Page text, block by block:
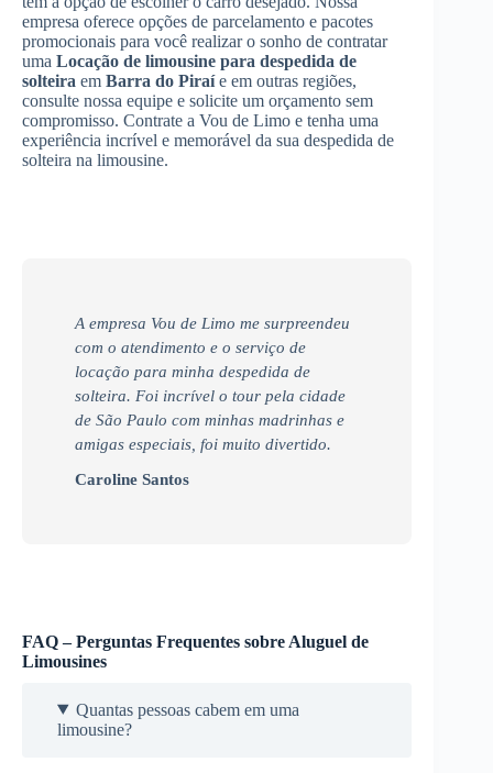
empresa oferece opções de parcelamento e pacotes
promocionais para você realizar o sonho de contratar
uma Locação de limousine para despedida de
solteira em Barra do Piraíe em outras regiões,
consulte nossa equipe e solicite um orçamento sem
compromisso. Contrate a Vou de Limo e tenha uma
experiência incrível e memorável da sua despedida de
solteira na limousine.
A empresa Vou de Limo me surpreendeu
com o atendimento e o serviço de
locação para minha despedida de
solteira. Foi incrível o tour pela cidade
de São Paulo com minhas madrinhas e
amigas especiais, foi muito divertido.
Caroline Santos
FAQ – Perguntas Frequentes sobre Aluguel de
Limousines
Quantas pessoas cabem em uma
limousine?